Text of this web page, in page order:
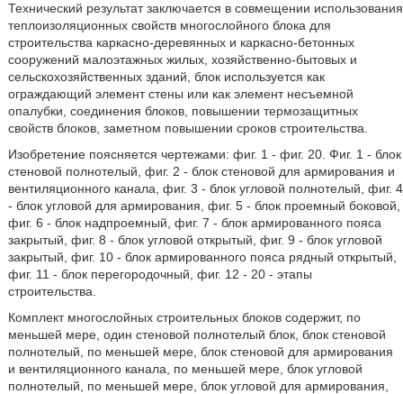
Технический результат заключается в совмещении использования
теплоизоляционных свойств многослойного блока для
строительства каркасно-деревянных и каркасно-бетонных
сооружений малоэтажных жилых, хозяйственно-бытовых и
сельскохозяйственных зданий, блок используется как
ограждающий элемент стены или как элемент несъемной
опалубки, соединения блоков, повышении термозащитных
свойств блоков, заметном повышении сроков строительства.
Изобретение поясняется чертежами: фиг. 1 - фиг. 20. Фиг. 1 - блок
стеновой полнотелый, фиг. 2 - блок стеновой для армирования и
вентиляционного канала, фиг. 3 - блок угловой полнотелый, фиг. 4
- блок угловой для армирования, фиг. 5 - блок проемный боковой,
фиг. 6 - блок надпроемный, фиг. 7 - блок армированного пояса
закрытый, фиг. 8 - блок угловой открытый, фиг. 9 - блок угловой
закрытый, фиг. 10 - блок армированного пояса рядный открытый,
фиг. 11 - блок перегородочный, фиг. 12 - 20 - этапы
строительства.
Комплект многослойных строительных блоков содержит, по
меньшей мере, один стеновой полнотелый блок, блок стеновой
полнотелый, по меньшей мере, блок стеновой для армирования
и вентиляционного канала, по меньшей мере, блок угловой
полнотелый, по меньшей мере, блок угловой для армирования,